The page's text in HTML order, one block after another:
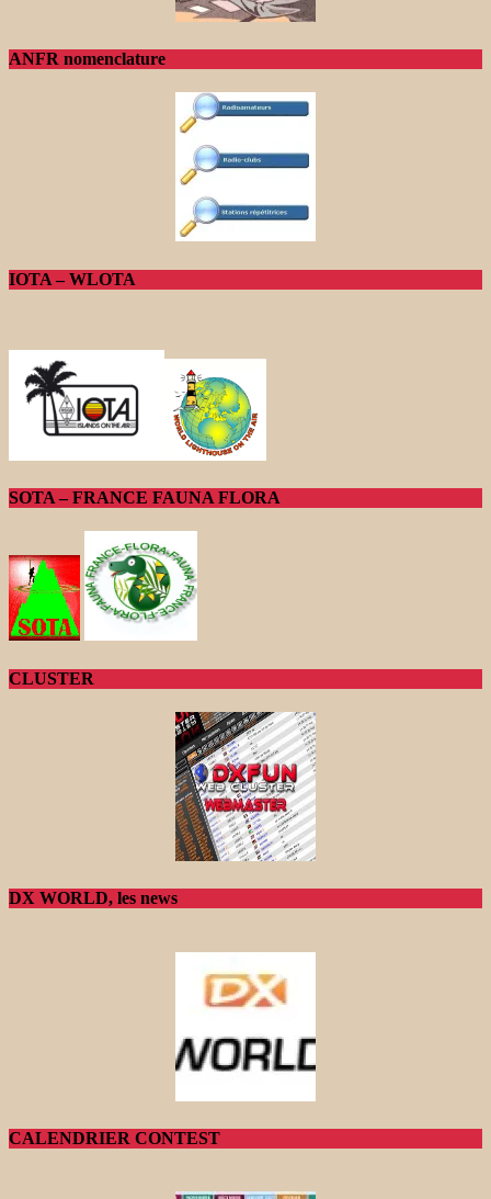
ANFR nomenclature
IOTA – WLOTA
SOTA – FRANCE FAUNA FLORA
CLUSTER
DX WORLD, les news
CALENDRIER CONTEST